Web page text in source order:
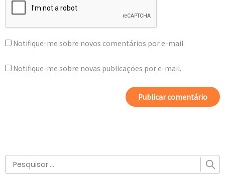
Notifique-me sobre novos comentários por e-mail.
Notifique-me sobre novas publicações por e-mail.